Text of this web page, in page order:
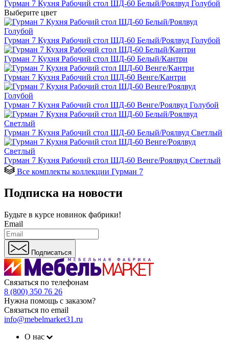
Гурман 7 Кухня Рабочий стол ШД-60 Белый/Роялвуд Голубой
Выберите цвет
Гурман 7 Кухня Рабочий стол ШД-60 Белый/Роялвуд Голубой
Гурман 7 Кухня Рабочий стол ШД-60 Белый/Кантри
Гурман 7 Кухня Рабочий стол ШД-60 Венге/Кантри
Гурман 7 Кухня Рабочий стол ШД-60 Венге/Роялвуд Голубой
Гурман 7 Кухня Рабочий стол ШД-60 Белый/Роялвуд Светлый
Гурман 7 Кухня Рабочий стол ШД-60 Венге/Роялвуд Светлый
Все комплекты коллекции Гурман 7
Подписка на новости
Будьте в курсе новинок фабрики!
Email
Подписаться
Связаться по телефонам
8 (800) 350 76 26
Нужна помощь с заказом?
Связаться по email
info@mebelmarket31.ru
О нас